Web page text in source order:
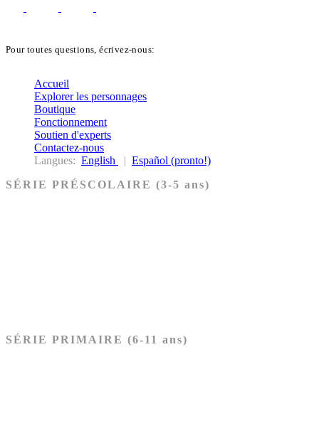
Pour toutes questions, écrivez-nous:
Accueil
Explorer les personnages
Boutique
Fonctionnement
Soutien d'experts
Contactez-nous
Langues: English | Español (pronto!)
SÉRIE PRÉSCOLAIRE (3-5 ans)
SÉRIE PRIMAIRE (6-11 ans)